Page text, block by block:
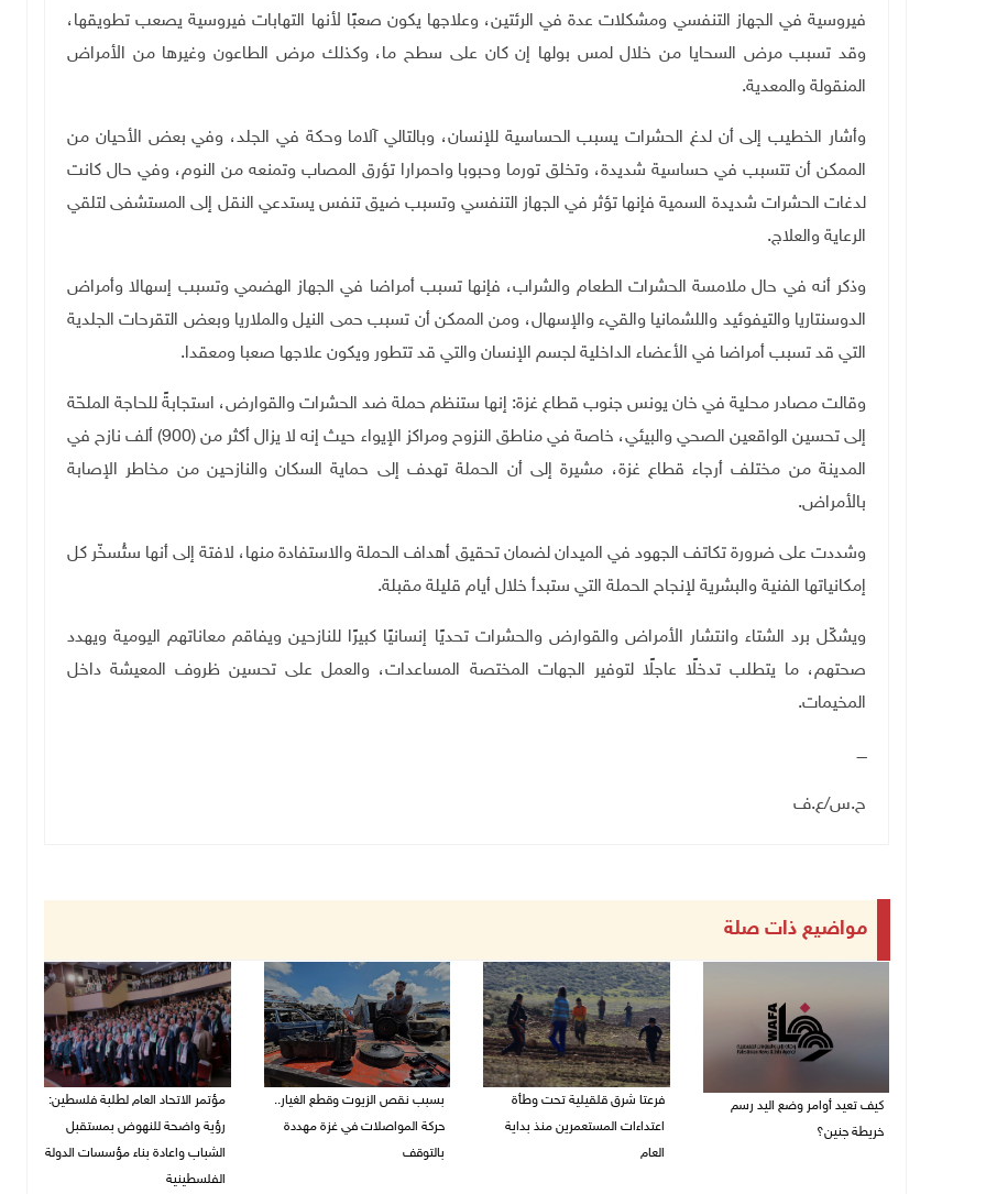
فيروسية في الجهاز التنفسي ومشكلات عدة في الرئتين، وعلاجها يكون صعبًا لأنها التهابات فيروسية يصعب تطويقها،
وقد تسبب مرض السحايا من خلال لمس بولها إن كان على سطح ما، وكذلك مرض الطاعون وغيرها من الأمراض
المنقولة والمعدية.
وأشار الخطيب إلى أن لدغ الحشرات يسبب الحساسية للإنسان، وبالتالي آلاما وحكة في الجلد، وفي بعض الأحيان من
الممكن أن تتسبب في حساسية شديدة، وتخلق تورما وحبوبا واحمرارا تؤرق المصاب وتمنعه من النوم، وفي حال كانت
لدغات الحشرات شديدة السمية فإنها تؤثر في الجهاز التنفسي وتسبب ضيق تنفس يستدعي النقل إلى المستشفى لتلقي
الرعاية والعلاج.
وذكر أنه في حال ملامسة الحشرات الطعام والشراب، فإنها تسبب أمراضا في الجهاز الهضمي وتسبب إسهالا وأمراض
الدوسنتاريا والتيفوئيد واللشمانيا والقيء والإسهال، ومن الممكن أن تسبب حمى النيل والملاريا وبعض التقرحات الجلدية
التي قد تسبب أمراضا في الأعضاء الداخلية لجسم الإنسان والتي قد تتطور ويكون علاجها صعبا ومعقدا.
وقالت مصادر محلية في خان يونس جنوب قطاع غزة: إنها ستنظم حملة ضد الحشرات والقوارض، استجابةً للحاجة الملحّة
إلى تحسين الواقعين الصحي والبيئي، خاصة في مناطق النزوح ومراكز الإيواء حيث إنه لا يزال أكثر من (900) ألف نازح في
المدينة من مختلف أرجاء قطاع غزة، مشيرة إلى أن الحملة تهدف إلى حماية السكان والنازحين من مخاطر الإصابة
بالأمراض.
وشددت على ضرورة تكاتف الجهود في الميدان لضمان تحقيق أهداف الحملة والاستفادة منها، لافتة إلى أنها ستُسخّر كل
إمكانياتها الفنية والبشرية لإنجاح الحملة التي ستبدأ خلال أيام قليلة مقبلة.
ويشكّل برد الشتاء وانتشار الأمراض والقوارض والحشرات تحديًا إنسانيًا كبيرًا للنازحين ويفاقم معاناتهم اليومية ويهدد
صحتهم، ما يتطلب تدخلًا عاجلًا لتوفير الجهات المختصة المساعدات، والعمل على تحسين ظروف المعيشة داخل
المخيمات.
ــــ
ح.س/ع.ف
مواضيع ذات صلة
كيف تعيد أوامر وضع اليد رسم
خريطة جنين؟
فرعتا شرق قلقيلية تحت وطأة
اعتداءات المستعمرين منذ بداية
العام
بسبب نقص الزيوت وقطع الغيار..
حركة المواصلات في غزة مهددة
بالتوقف
مؤتمر الاتحاد العام لطلبة فلسطين:
رؤية واضحة للنهوض بمستقبل
الشباب واعادة بناء مؤسسات الدولة
الفلسطينية